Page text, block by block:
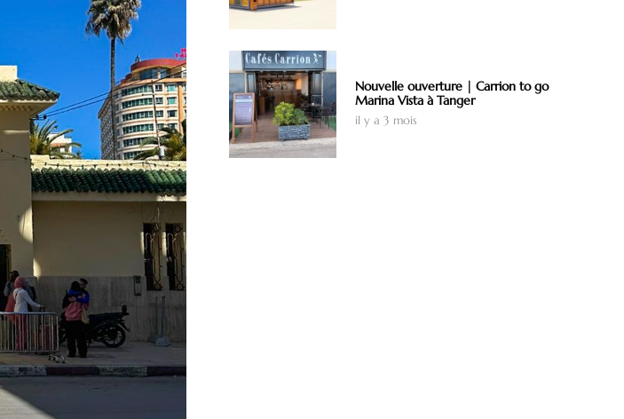
Nouvelle ouverture | Carrion to go
Marina Vista à Tanger
il y a 3 mois